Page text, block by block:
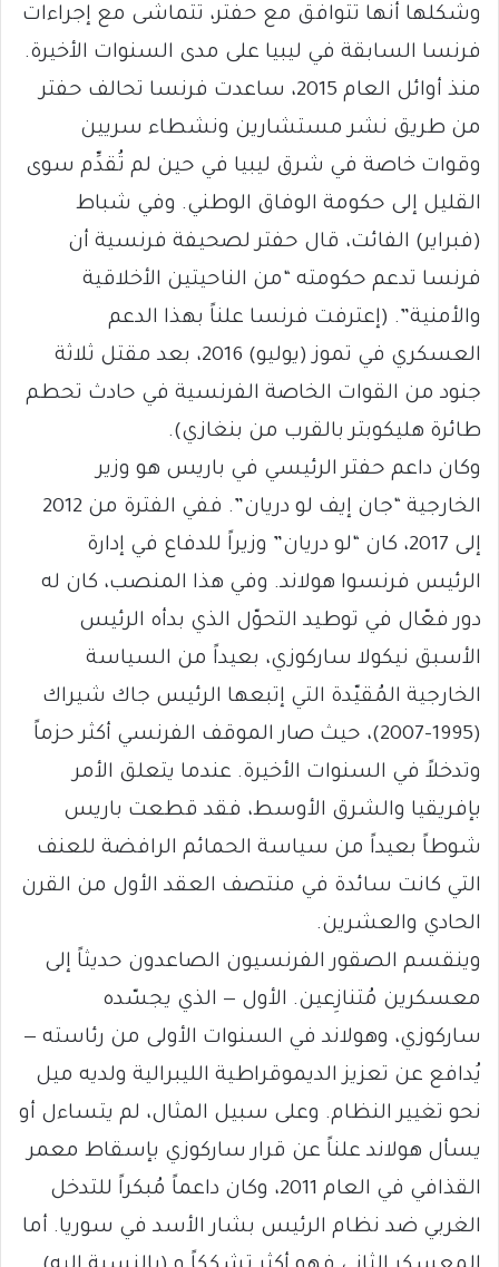
وشكلها أنها تتوافق مع حفتر، تتماشى مع إجراءات
فرنسا السابقة في ليبيا على مدى السنوات الأخيرة.
منذ أوائل العام 2015، ساعدت فرنسا تحالف حفتر
من طريق نشر مستشارين ونشطاء سريين
وقوات خاصة في شرق ليبيا في حين لم تُقدِّم سوى
القليل إلى حكومة الوفاق الوطني. وفي شباط
(فبراير) الفائت، قال حفتر لصحيفة فرنسية أن
فرنسا تدعم حكومته “من الناحيتين الأخلاقية
والأمنية”. (إعترفت فرنسا علناً بهذا الدعم
العسكري في تموز (يوليو) 2016، بعد مقتل ثلاثة
جنود من القوات الخاصة الفرنسية في حادث تحطم
طائرة هليكوبتر بالقرب من بنغازي).
وكان داعم حفتر الرئيسي في باريس هو وزير
الخارجية “جان إيف لو دريان”. ففي الفترة من 2012
إلى 2017، كان “لو دريان” وزيراً للدفاع في إدارة
الرئيس فرنسوا هولاند. وفي هذا المنصب، كان له
دور فعّال في توطيد التحوّل الذي بدأه الرئيس
الأسبق نيكولا ساركوزي، بعيداً من السياسة
الخارجية المُقيّدة التي إتبعها الرئيس جاك شيراك
(1995-2007)، حيث صار الموقف الفرنسي أكثر حزماً
وتدخلاً في السنوات الأخيرة. عندما يتعلق الأمر
بإفريقيا والشرق الأوسط، فقد قطعت باريس
شوطاً بعيداً من سياسة الحمائم الرافضة للعنف
التي كانت سائدة في منتصف العقد الأول من القرن
الحادي والعشرين.
وينقسم الصقور الفرنسيون الصاعدون حديثاً إلى
معسكرين مُتنازِعين. الأول — الذي يجسّده
ساركوزي، وهولاند في السنوات الأولى من رئاسته —
يُدافع عن تعزيز الديموقراطية الليبرالية ولديه ميل
نحو تغيير النظام. وعلى سبيل المثال، لم يتساءل أو
يسأل هولاند علناً عن قرار ساركوزي بإسقاط معمر
القذافي في العام 2011، وكان داعماً مُبكراً للتدخل
الغربي ضد نظام الرئيس بشار الأسد في سوريا. أما